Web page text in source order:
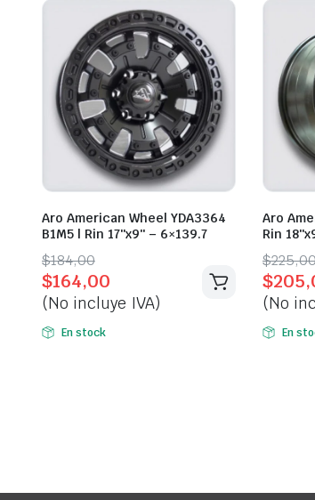
Aro American Wheel YDA3364
B1M5 | Rin 17″x9″ – 6×139.7
$184,00
Original
price
was:
$184,00.
$164,00
Current
price
is:
$164,00.
(No incluye IVA)
En stock
Aro
Rin
$
price
was:
$
price
is:
(No
En